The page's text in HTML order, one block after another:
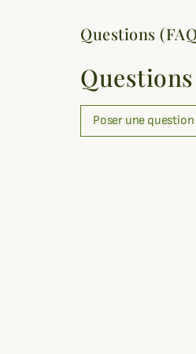
Questions
Questions
Poser une question